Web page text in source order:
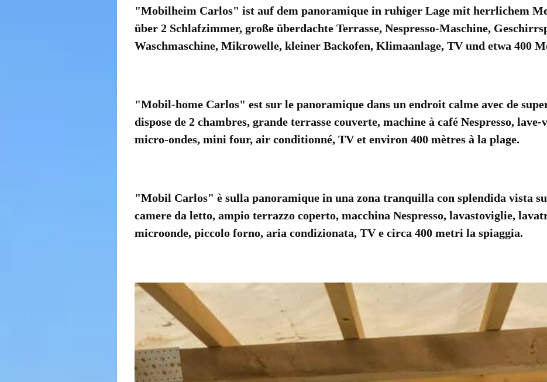
"Mobilheim Carlos" ist auf dem panoramique in ruhiger Lage mit herrlichem
über 2 Schlafzimmer, große überdachte Terrasse, Nespresso-Maschine,
Waschmaschine, Mikrowelle, kleiner Backofen, Klimaanlage, TV und etwa 400
"Mobil-home Carlos" est sur le panoramique dans un endroit calme avec de
dispose de 2 chambres, grande terrasse couverte, machine à café Nespresso, lave-
micro-ondes, mini four, air conditionné, TV et environ 400 mètres à la plage.
"Mobil Carlos" è sulla panoramique in una zona tranquilla con splendida vista
camere da letto, ampio terrazzo coperto, macchina Nespresso, lavastoviglie,
microonde, piccolo forno, aria condizionata, TV e circa 400 metri la spiaggia.